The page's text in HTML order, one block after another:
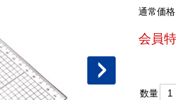
通常価格
数量